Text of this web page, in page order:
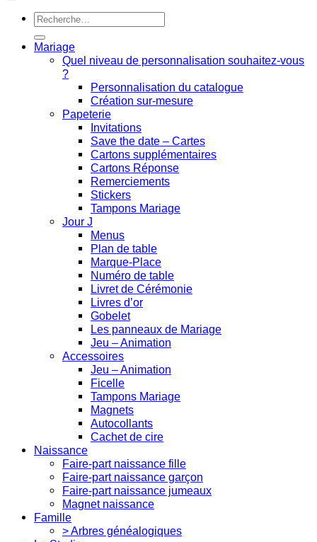
Recherche
pour :
Mariage
Quel niveau de personnalisation souhaitez-vous
?
Personnalisation du catalogue
Création sur-mesure
Papeterie
Invitations
Save the date – Cartes
Cartons supplémentaires
Cartons Réponse
Remerciements
Stickers
Tampons Mariage
Jour J
Menus
Plan de table
Marque-Place
Numéro de table
Livret de Cérémonie
Livres d’or
Gobelet
Les panneaux de Mariage
Jeu – Animation
Accessoires
Jeu – Animation
Ficelle
Tampons Mariage
Magnets
Autocollants
Cachet de cire
Naissance
Faire-part naissance fille
Faire-part naissance garçon
Faire-part naissance jumeaux
Magnet naissance
Famille
> Arbres généalogiques